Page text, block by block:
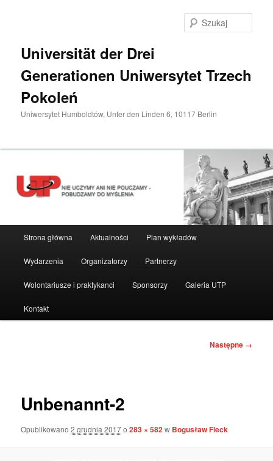
Universität der Drei
Generationen Uniwersytet Trzech
Pokoleń
Uniwersytet Humboldtów, Unter den Linden 6, 10117 Berlin
Strona główna Aktualności Plan wykładów
Wydarzenia Organizatorzy Partnerzy
Wolontariusze i praktykanci Sponsorzy Galeria UTP
Kontakt
Następne →
Unbenannt-2
Opublikowano2 grudnia 2017o283 × 582w Bogusław Fleck